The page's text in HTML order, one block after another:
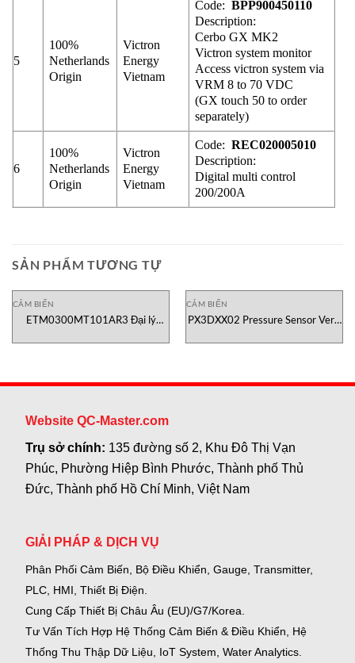
5
100%
Netherlands
Origin
Victron
Energy
Vietnam
Code: BPP900450110
Description:
Cerbo GX MK2
Victron system monitor
Access victron system via
VRM 8 to 70 VDC
(GX touch 50 to order
separately)
6
100%
Netherlands
Origin
Victron
Energy
Vietnam
Code: REC020005010
Description:
Digital multi control
200/200A
SẢN PHẨM TƯƠNG TỰ
CẢM BIẾN
ETM0300MT101AR3 Đại lý
CẢM BIẾN
PX3DXX02 Pressure Sensor Veris
Website QC-Master.com
Trụ sở chính: 135 đường số 2, Khu Đô Thị Vạn
Phúc, Phường Hiệp Bình Phước, Thành phố Thủ
Đức, Thành phố Hồ Chí Minh, Việt Nam
GIẢI PHÁP & DỊCH VỤ
Phân Phối Cảm Biến, Bộ Điều Khiển, Gauge, Transmitter,
PLC, HMI, Thiết Bị Điện.
Cung Cấp Thiết Bị Châu Âu (EU)/G7/Korea.
Tư Vấn Tích Hợp Hệ Thống Cảm Biến & Điều Khiển, Hệ
Thống Thu Thập Dữ Liệu, IoT System, Water Analytics.